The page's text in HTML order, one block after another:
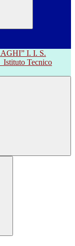
I. I. S.
Istituto Tecnico